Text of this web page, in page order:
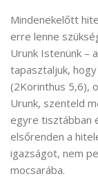
Mindenekelőtt
erre lenne
Urunk Istenünk –
tapasztaljuk,
(2Korinthus 5,6),
Urunk, szenteld
egyre tisztábban
elsőrenden a
igazságot, nem
mocsarába.